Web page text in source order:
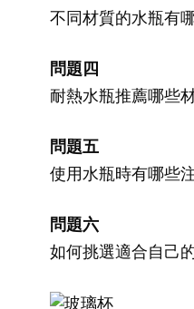
不同材質的水瓶有
問題四
耐熱水瓶推薦哪些
問題五
使用水瓶時有哪些
問題六
如何挑選適合自己